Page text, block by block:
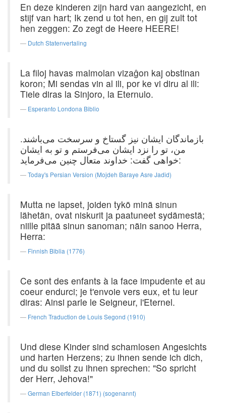
En deze kinderen zijn hard van aangezicht, en
stijf van hart; Ik zend u tot hen, en gij zult tot
hen zeggen: Zo zegt de Heere HEERE!
Dutch Statenvertaling
La filoj havas malmolan vizaĝon kaj obstinan
koron; Mi sendas vin al ili, por ke vi diru al ili:
Tiele diras la Sinjoro, la Eternulo.
Esperanto Londona Biblio
بازماندگان ایشان نیز گستاخ و سرسخت می‌باشند.
من، تو را نزد ایشان می‌فرستم و تو به ایشان
خواهی گفت: خداوند متعال چنین می‌فرماید:
Today's Persian Version (Mojdeh Baraye Asre Jadid)
Mutta ne lapset, joiden tykö minä sinun
lähetän, ovat niskurit ja paatuneet sydämestä;
niille pitää sinun sanoman; näin sanoo Herra,
Herra:
Finnish Biblia (1776)
Ce sont des enfants à la face impudente et au
coeur endurci; je t'envoie vers eux, et tu leur
diras: Ainsi parle le Seigneur, l'Eternel.
French Traduction de Louis Segond (1910)
Und diese Kinder sind schamlosen Angesichts
und harten Herzens; zu ihnen sende ich dich,
und du sollst zu ihnen sprechen: "So spricht
der Herr, Jehova!"
German Elberfelder (1871) (sogenannt)